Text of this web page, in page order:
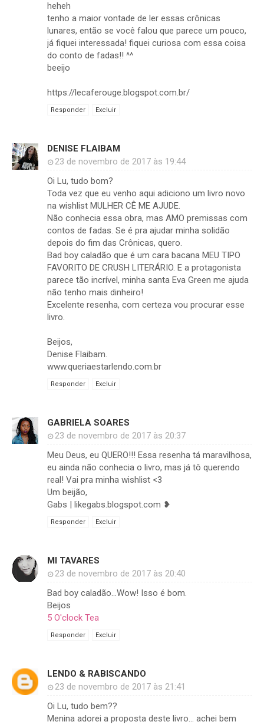
heheh
tenho a maior vontade de ler essas crônicas
lunares, então se você falou que parece um pouco,
já fiquei interessada! fiquei curiosa com essa coisa
do conto de fadas!! ^^
beeijo
https://lecaferouge.blogspot.com.br/
Responder Excluir
DENISE FLAIBAM
23 de novembro de 2017 às 19:44
Oi Lu, tudo bom?
Toda vez que eu venho aqui adiciono um livro novo
na wishlist MULHER CÊ ME AJUDE.
Não conhecia essa obra, mas AMO premissas com
contos de fadas. Se é pra ajudar minha solidão
depois do fim das Crônicas, quero.
Bad boy caladão que é um cara bacana MEU TIPO
FAVORITO DE CRUSH LITERÁRIO. E a protagonista
parece tão incrível, minha santa Eva Green me ajuda
não tenho mais dinheiro!
Excelente resenha, com certeza vou procurar esse
livro.
Beijos,
Denise Flaibam.
www.queriaestarlendo.com.br
Responder Excluir
GABRIELA SOARES
23 de novembro de 2017 às 20:37
Meu Deus, eu QUERO!!! Essa resenha tá maravilhosa,
eu ainda não conhecia o livro, mas já tô querendo
real! Vai pra minha wishlist <3
Um beijão,
Gabs | likegabs.blogspot.com ❥
Responder Excluir
MI TAVARES
23 de novembro de 2017 às 20:40
Bad boy caladão...Wow! Isso é bom.
Beijos
5 O'clock Tea
Responder Excluir
LENDO & RABISCANDO
23 de novembro de 2017 às 21:41
Oi Lu, tudo bem??
Menina adorei a proposta deste livro... achei bem